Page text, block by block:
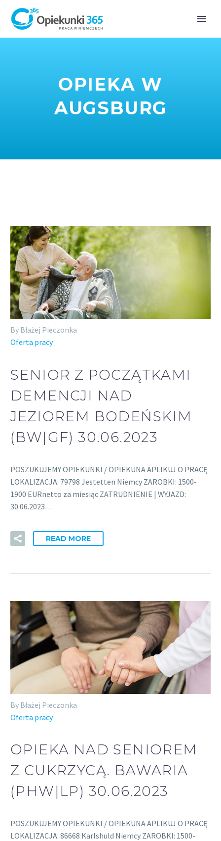
OPIEKA W
AUGSBURG
By Błażej Pieczonka
Oferta pracy
SENIOR Z POCZĄTKAMI
DEMENCJI NAD
JEZIOREM BODEŃSKIM
(BW|GF) 30.06.2023
POSZUKUJEMY OPIEKUNKI / OPIEKUNA APLIKUJ O PRACĘ
LOKALIZACJA: 79798 Jestetten Niemcy ZAROBKI: 1500-
1900 EURnetto za miesiąc ZATRUDNIENIE | WYJAZD:
30.06.2023…
READ MORE
By Błażej Pieczonka
Oferta pracy
OPIEKA NAD SENIOREM
Z CUKRZYCĄ. BAWARIA
(PHW|LP) 30.06.2023
POSZUKUJEMY OPIEKUNKI / OPIEKUNA APLIKUJ O PRACĘ
LOKALIZACJA: 86668 Karlshuld Niemcy ZAROBKI: 1500-